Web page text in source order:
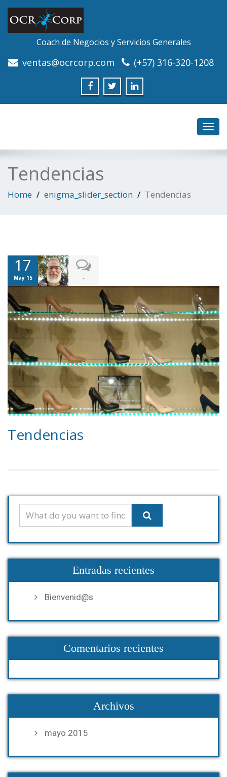
Coach de Negocios y Servicios Generales
ventas@ocrcorp.com (+57) 316-320-1208
Tendencias
Home enigma_slider_section Tendencias
17
May 15 -
Tendencias
Entradas recientes
Bienvenid@s
Comentarios recientes
Archivos
mayo 2015